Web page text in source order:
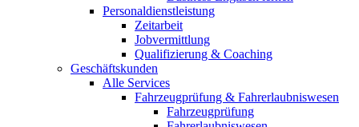
Personaldienstleistung
Zeitarbeit
Jobvermittlung
Qualifizierung & Coaching
Geschäftskunden
Alle Services
Fahrzeugprüfung & Fahrerlaubniswesen
Fahrzeugprüfung